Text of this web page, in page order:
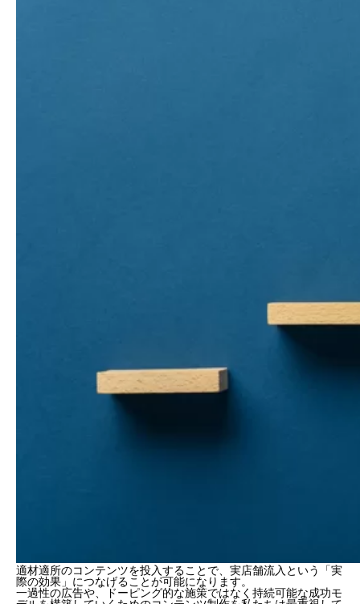
適材適所のコンテンツを投入することで、実店舗流入という「実
際の効果」につなげることが可能になります。
一過性の広告や、ドーピング的な施策ではなく持続可能な成功モ